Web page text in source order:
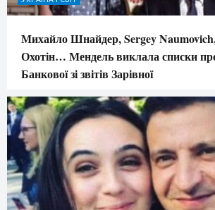
Михайло Шнайдер, Sergey
Охотін… Мендель виклала списки
Банкової зі звітів Зарівної